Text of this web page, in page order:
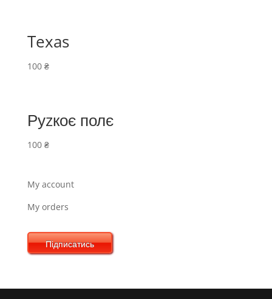
Texas
100 ₴
Руzкоє полє
100 ₴
My account
My orders
Підписатись